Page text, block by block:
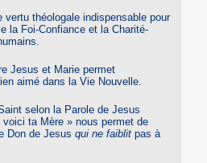
vertu théologale indispensable pour
la Foi-Confiance et la Charité-
Jesus et Marie permet
aimé dans la Vie Nouvelle.
selon la Parole de Jesus
ta Mère » nous permet de
Don de Jesusqui ne faiblit pas à